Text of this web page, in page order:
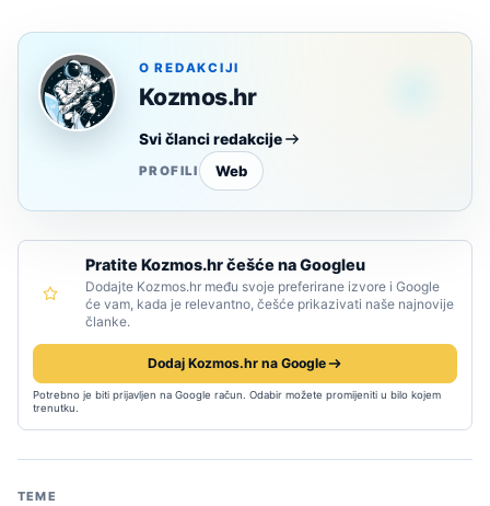
O REDAKCIJI
Kozmos.hr
Svi članci redakcije
PROFILI Web
Pratite Kozmos.hr češće na Googleu
Dodajte Kozmos.hr među svoje preferirane izvore i Google
će vam, kada je relevantno, češće prikazivati naše najnovije
članke.
Dodaj Kozmos.hr na Google
Potrebno je biti prijavljen na Google račun. Odabir možete promijeniti u bilo kojem
trenutku.
TEME